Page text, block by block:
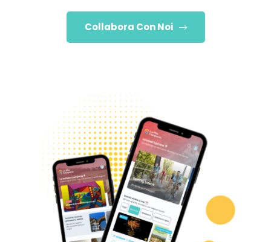
Collabora Con Noi